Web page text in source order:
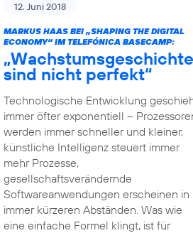
12. Juni 2018
MARKUS HAAS BEI „SHAPING THE DIGITAL
ECONOMY“ IM TELEFÓNICA BASECAMP:
sind nicht perfekt“
Technologische Entwicklung
immer öfter exponentiell –
werden immer schneller und kleiner,
künstliche Intelligenz steuert immer
mehr Prozesse,
gesellschaftsverändernde
Softwareanwendungen erscheinen in
immer kürzeren Abständen. Was wie
eine einfache Formel klingt, ist für